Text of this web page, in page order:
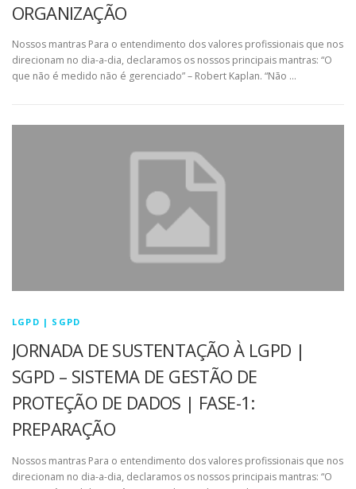
ORGANIZAÇÃO
Nossos mantras Para o entendimento dos valores profissionais que nos
direcionam no dia-a-dia, declaramos os nossos principais mantras: “O
que não é medido não é gerenciado” – Robert Kaplan. “Não …
LGPD | SGPD
JORNADA DE SUSTENTAÇÃO À LGPD |
SGPD – SISTEMA DE GESTÃO DE
PROTEÇÃO DE DADOS | FASE-1:
PREPARAÇÃO
Nossos mantras Para o entendimento dos valores profissionais que nos
direcionam no dia-a-dia, declaramos os nossos principais mantras: “O